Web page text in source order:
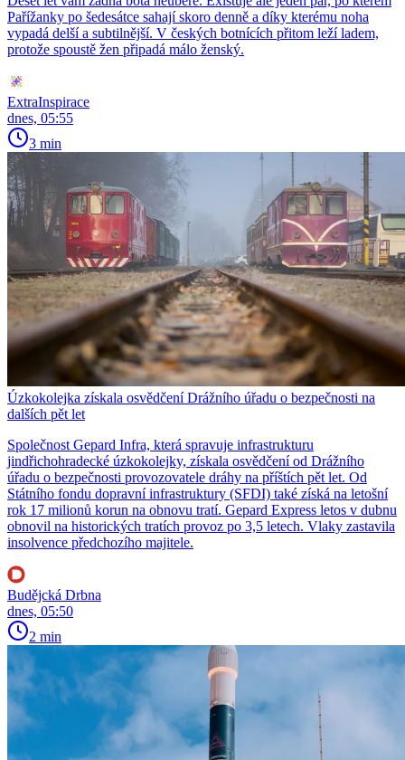
Pařížanky po šedesátce sahají skoro denně a díky kterému noha
vypadá delší a subtilnější. V českých botnících přitom leží ladem,
protože spoustě žen připadá málo ženský.
ExtraInspirace
dnes, 05:55
3 min
Úzkokolejka získala osvědčení Drážního úřadu o bezpečnosti na
dalších pět let
Společnost Gepard Infra, která spravuje infrastrukturu
jindřichohradecké úzkokolejky, získala osvědčení od Drážního
úřadu o bezpečnosti provozovatele dráhy na příštích pět let. Od
Státního fondu dopravní infrastruktury (SFDI) také získá na letošní
rok 17 milionů korun na obnovu tratí. Gepard Express letos v dubnu
obnovil na historických tratích provoz po 3,5 letech. Vlaky zastavila
insolvence předchozího majitele.
Budějcká Drbna
dnes, 05:50
2 min